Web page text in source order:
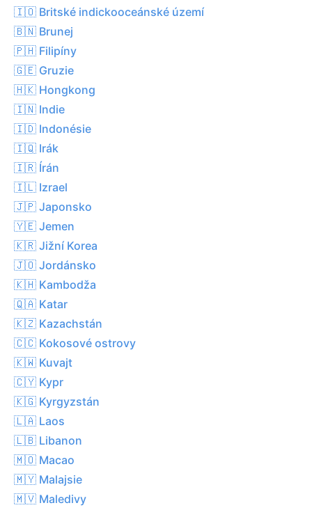
🇮🇴 Britské indickooceánské území
🇧🇳 Brunej
🇵🇭 Filipíny
🇬🇪 Gruzie
🇭🇰 Hongkong
🇮🇳 Indie
🇮🇩 Indonésie
🇮🇶 Irák
🇮🇷 Írán
🇮🇱 Izrael
🇯🇵 Japonsko
🇾🇪 Jemen
🇰🇷 Jižní Korea
🇯🇴 Jordánsko
🇰🇭 Kambodža
🇶🇦 Katar
🇰🇿 Kazachstán
🇨🇨 Kokosové ostrovy
🇰🇼 Kuvajt
🇨🇾 Kypr
🇰🇬 Kyrgyzstán
🇱🇦 Laos
🇱🇧 Libanon
🇲🇴 Macao
🇲🇾 Malajsie
🇲🇻 Maledivy